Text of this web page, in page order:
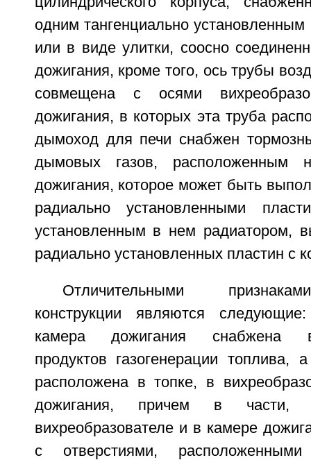
одним тангенциально
или в виде улитки, соосно
дожигания, кроме того, ось трубы
совмещена с осями
дожигания, в которых эта труба
дымоход для печи снабжен
дымовых газов, расположенным
дожигания, которое может быть
радиально установленными
установленным в нем радиатором,
радиально установленных пластин с
Отличительными
конструкции являются
камера дожигания снабжена
продуктов газогенерации топлива,
расположена в топке, в
дожигания, причем в части,
вихреобразователе и в камере
с отверстиями,